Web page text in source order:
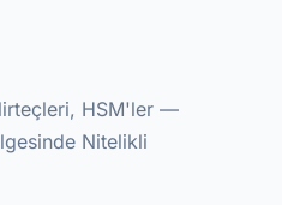
HSM'ler —
Nitelikli